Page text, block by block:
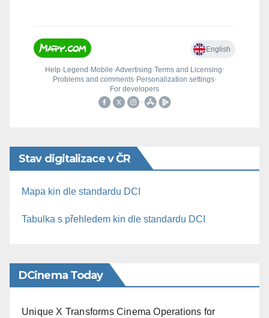
Stav digitalizace v ČR
Mapa kin dle standardu DCI
Tabulka s přehledem kin dle standardu DCI
DCinema Today
Unique X Transforms Cinema Operations for